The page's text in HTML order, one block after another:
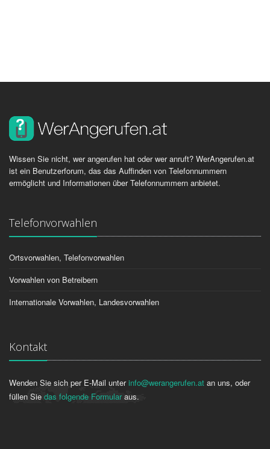
Wissen Sie nicht, wer angerufen hat oder wer anruft? WerAngerufen.at
ist ein Benutzerforum, das das Auffinden von Telefonnummern
ermöglicht und Informationen über Telefonnummern anbietet.
Telefonvorwahlen
Ortsvorwahlen, Telefonvorwahlen
Vorwahlen von Betreibern
Internationale Vorwahlen, Landesvorwahlen
Kontakt
Wenden Sie sich per E-Mail unterinfo@werangerufen.at an uns, oder
füllen Sie das folgende Formularaus.